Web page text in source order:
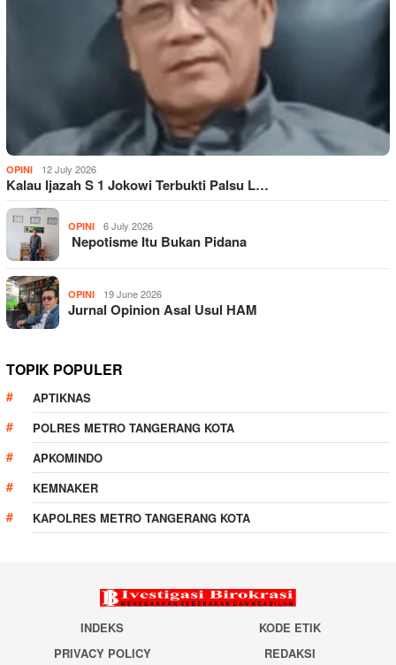
OPINI 12 July 2026
Kalau Ijazah S 1 Jokowi Terbukti Palsu L…
OPINI 6 July 2026
Nepotisme Itu Bukan Pidana
OPINI 19 June 2026
Jurnal Opinion Asal Usul HAM
TOPIK POPULER
APTIKNAS
POLRES METRO TANGERANG KOTA
APKOMINDO
KEMNAKER
KAPOLRES METRO TANGERANG KOTA
INDEKS
KODE ETIK
PRIVACY POLICY
REDAKSI